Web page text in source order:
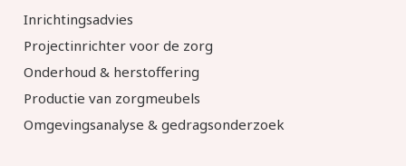
Inrichtingsadvies
Projectinrichter voor de zorg
Onderhoud & herstoffering
Productie van zorgmeubels
Omgevingsanalyse & gedragsonderzoek